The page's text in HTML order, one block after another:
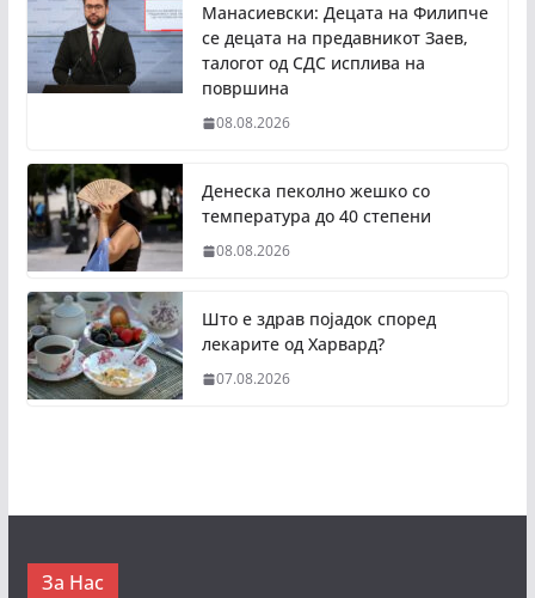
Манасиевски: Децата на Филипче
се децата на предавникот Заев,
талогот од СДС исплива на
површина
08.08.2026
Денеска пеколно жешко со
температура до 40 степени
08.08.2026
Што е здрав појадок според
лекарите од Харвард?
07.08.2026
За Нас